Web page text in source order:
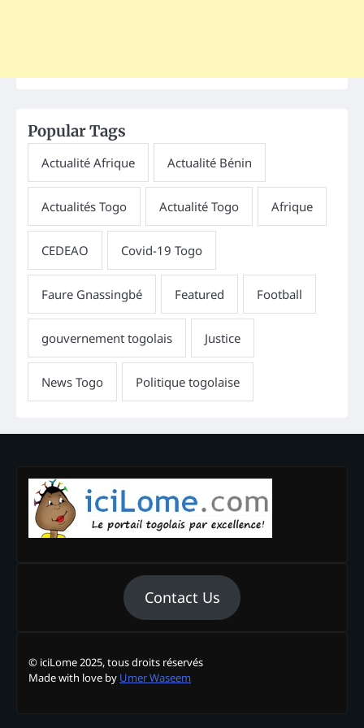
Popular Tags
Contact Us
© iciLome 2025, tous droits réservés
Made with love by Umer Waseem